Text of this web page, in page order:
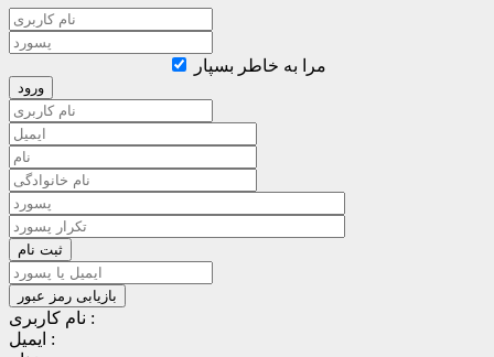
مرا به خاطر بسپار
نام کاربری :
ایمیل :